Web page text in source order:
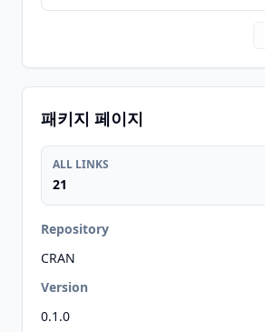
패키지 페이지
ALL LINKS
21
Repository
CRAN
Version
0.1.0